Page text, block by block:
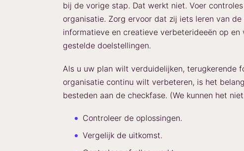
bij de vorige stap. Dat werkt niet. Voer
organisatie. Zorg ervoor dat zij iets leren van
informatieve en creatieve verbeterideeën op
gestelde doelstellingen.
Als u uw plan wilt verduidelijken, terugkerende
organisatie continu wilt verbeteren, is het
besteden aan de checkfase. (We kunnen het
Controleer de oplossingen.
Vergelijk de uitkomst.